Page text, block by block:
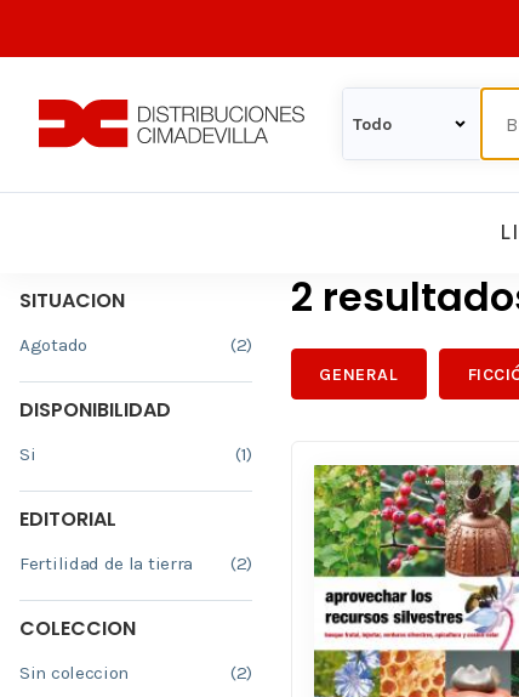
SITUACION
Agotado (2)
DISPONIBILIDAD
Si (1)
EDITORIAL
Fertilidad de la tierra (2)
COLECCION
Sin coleccion (2)
2
GENERAL